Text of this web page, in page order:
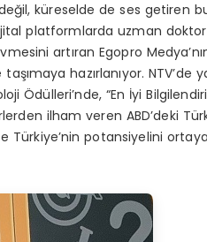
küreselde de ses getiren
platformlarda uzman
artıran Egopro
hazırlanıyor. NTV’de
Ödülleri’nde, “En İyi
ilham veren ABD’deki
potansiyelini